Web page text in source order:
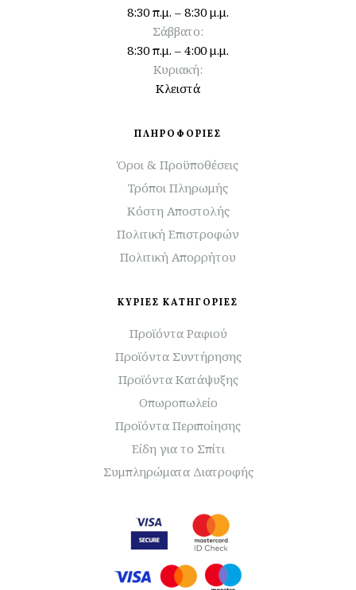
8:30 π.μ. – 8:30 μ.μ.
Σάββατο:
8:30 π.μ. – 4:00 μ.μ.
Κυριακή:
Κλειστά
ΠΛΗΡΟΦΟΡΙΕΣ
Όροι & Προϋποθέσεις
Τρόποι Πληρωμής
Κόστη Αποστολής
Πολιτική Επιστροφών
Πολιτική Απορρήτου
ΚΥΡΙΕΣ ΚΑΤΗΓΟΡΙΕΣ
Προϊόντα Ραφιού
Προϊόντα Συντήρησης
Προϊόντα Κατάψυξης
Οπωροπωλείο
Προϊόντα Περιποίησης
Είδη για το Σπίτι
Συμπληρώματα Διατροφής